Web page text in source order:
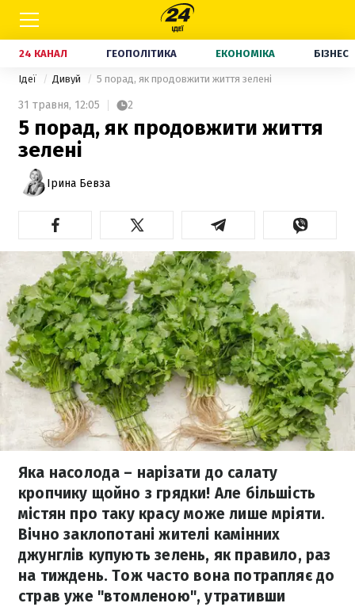
24 КАНАЛ ГЕОПОЛІТИКА ЕКОНОМІКА БІЗНЕС
Ідеї Дивуй 5 порад, як продовжити життя зелені
31 травня, 12:05 2
5 порад, як продовжити життя
зелені
Ірина Бевза
Яка насолода – нарізати до салату
кропчику щойно з грядки! Але більшість
містян про таку красу може лише мріяти.
Вічно заклопотані жителі камінних
джунглів купують зелень, як правило, раз
на тиждень. Тож часто вона потрапляє до
страв уже "втомленою", утративши